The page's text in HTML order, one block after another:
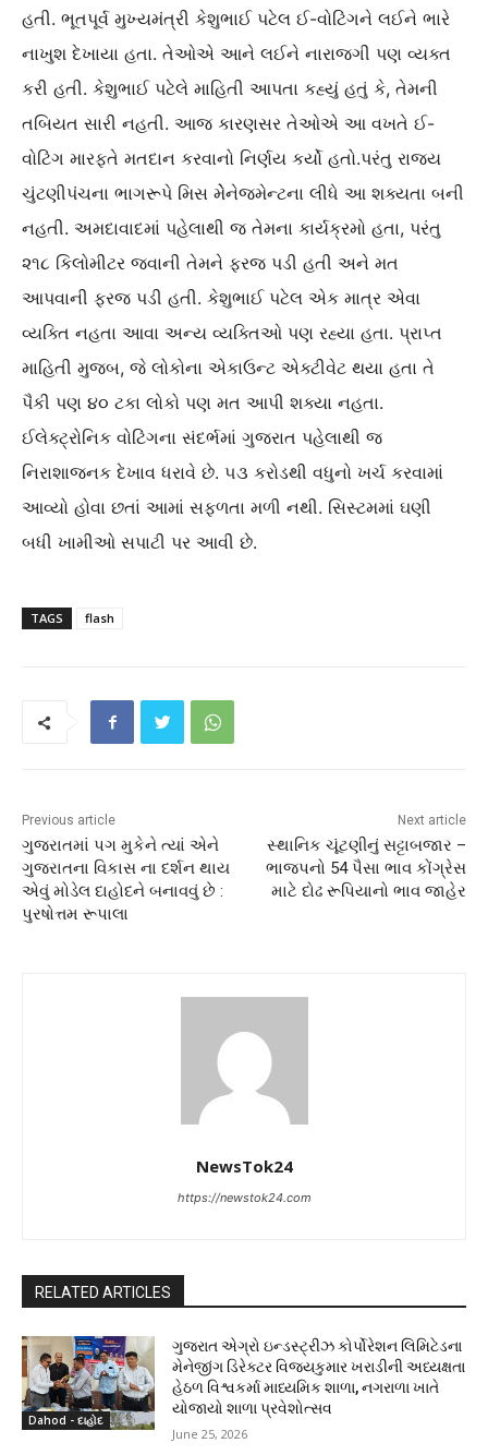
હતી. ભૂતપૂર્વ મુખ્યમંત્રી કેશુભાઈ પટેલ ઈ-વોટિંગને લઈને ભારે
નાખુશ દેખાયા હતા. તેઓએ આને લઈને નારાજગી પણ વ્યક્ત
કરી હતી. કેશુભાઈ પટેલે માહિતી આપતા કહ્યું હતું કે, તેમની
તબિયત સારી નહતી. આજ કારણસર તેઓએ આ વખતે ઈ-
વોટિંગ મારફતે મતદાન કરવાનો નિર્ણય કર્યો હતો.પરંતુ રાજ્ય
ચુંટણીપંચના ભાગરૂપે મિસ મેેનેજમેન્ટના લીધે આ શક્યતા બની
નહતી. અમદાવાદમાં પહેલાથી જ તેમના કાર્યક્રમો હતા, પરંતુ
૨૧૮ કિલોમીટર જવાની તેમને ફરજ પડી હતી અને મત
આપવાની ફરજ પડી હતી. કેશુભાઈ પટેલ એક માત્ર એવા
વ્યક્તિ નહતા આવા અન્ય વ્યક્તિઓ પણ રહ્યા હતા. પ્રાપ્ત
માહિતી મુજબ, જે લોકોના એકાઉન્ટ એક્ટીવેટ થયા હતા તે
પૈકી પણ ૪૦ ટકા લોકો પણ મત આપી શક્યા નહતા.
ઈલેક્ટ્રોનિક વોટિંગના સંદર્ભમાં ગુજરાત પહેલાથી જ
નિરાશાજનક દેખાવ ધરાવે છે. ૫૩ કરોડથી વધુનો ખર્ચ કરવામાં
આવ્યો હોવા છતાં આમાં સફળતા મળી નથી. સિસ્ટમમાં ઘણી
બધી ખામીઓ સપાટી પર આવી છે.
TAGS flash
Previous article
ગુજરાતમાં પગ મુકેને ત્યાં એને
ગુજરાતના વિકાસ ના દર્શન થાય
એવું મોડેલ દાહોદને બનાવવું છે :
પુરષોત્તમ રૂપાલા
Next article
સ્થાનિક ચૂંટણીનું સટ્ટાબજાર –
ભાજપનો 54 પૈસા ભાવ કોંગ્રેસ
માટે દોઢ રૂપિયાનો ભાવ જાહેર
NewsTok24
https://newstok24.com
RELATED ARTICLES
Dahod - દાહોદ
ગુજરાત એગ્રો ઇન્ડસ્ટ્રીઝ કોર્પોરેશન લિમિટેડના
મેનેજીંગ ડિરેક્ટર વિજયકુમાર ખરાડીની અધ્યક્ષતા
હેઠળ વિશ્વકર્મા માધ્યમિક શાળા, નગરાળા ખાતે
યોજાયો શાળા પ્રવેશોત્સવ
June 25, 2026